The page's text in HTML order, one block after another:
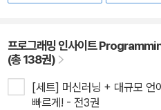
프로그래밍 인사이트
(총 138권)
[세트] 머신러닝 + 대규모 언
빠르게! - 전3권